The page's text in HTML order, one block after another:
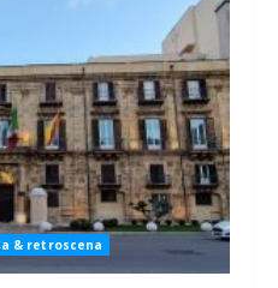
& retroscena